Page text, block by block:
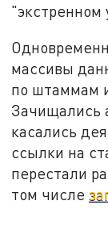
"экстренном
массивы
по штаммам
Зачищались
касались
ссылки на
перестали
том числе